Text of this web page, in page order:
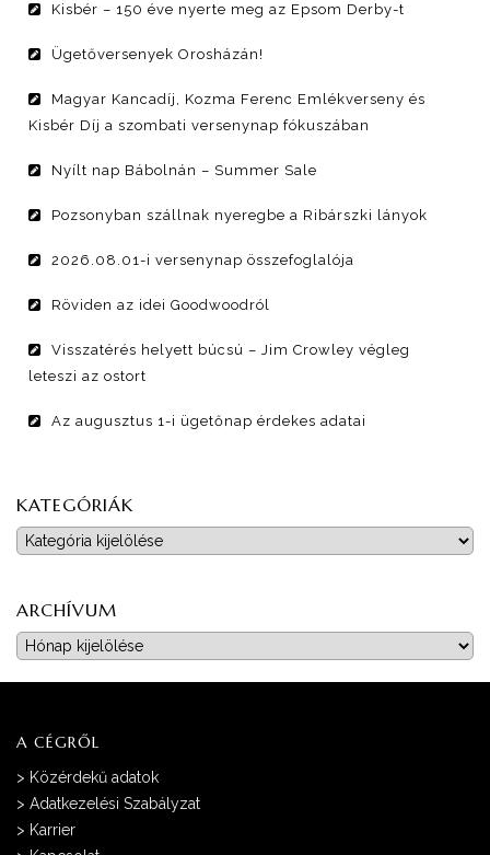
Kisbér – 150 éve nyerte meg az Epsom Derby-t
Ügetőversenyek Orosházán!
Magyar Kancadíj, Kozma Ferenc Emlékverseny és
Kisbér Díj a szombati versenynap fókuszában
Nyílt nap Bábolnán – Summer Sale
Pozsonyban szállnak nyeregbe a Ribárszki lányok
2026.08.01-i versenynap összefoglalója
Röviden az idei Goodwoodról
Visszatérés helyett búcsú – Jim Crowley végleg
leteszi az ostort
Az augusztus 1-i ügetőnap érdekes adatai
KATEGÓRIÁK
Kategóriák
ARCHÍVUM
Archívum
A CÉGRŐL
> Közérdekű adatok
> Adatkezelési Szabályzat
> Karrier